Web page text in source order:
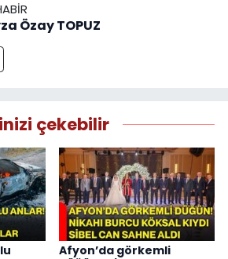
Özay TOPUZ
çekebilir
Afyon’da görkemli